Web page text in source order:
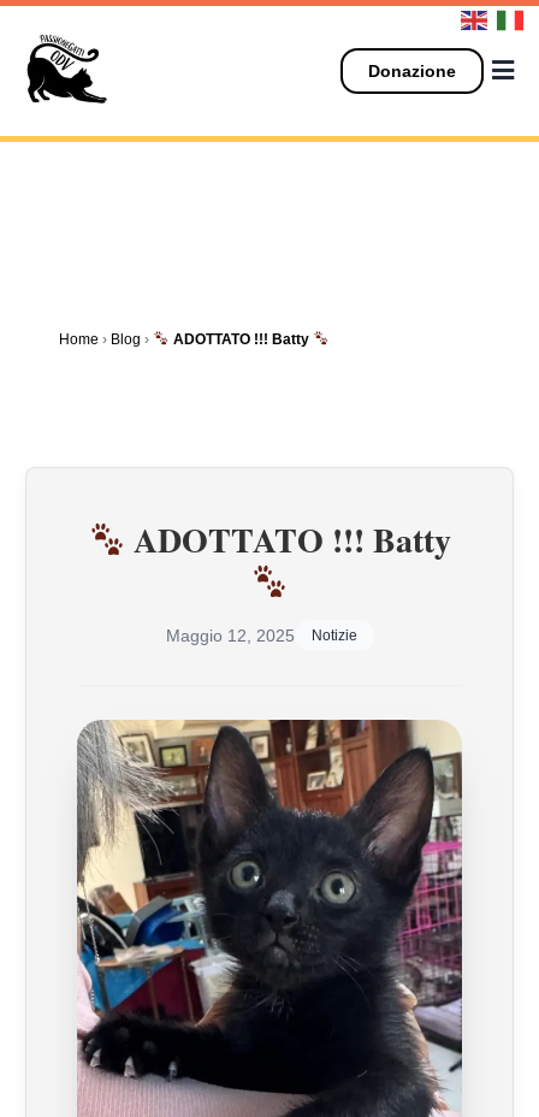
Salta
contenuto
Donazione
Home › Blog › ADOTTATO !!! Batty
ADOTTATO !!! Batty
Maggio 12, 2025 Notizie